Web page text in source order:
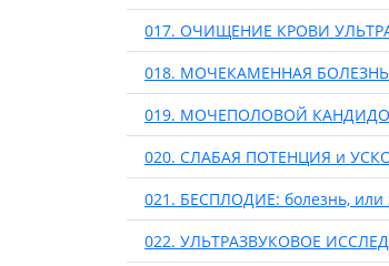
017. ОЧИЩЕНИЕ КРОВИ
018. МОЧЕКАМЕННАЯ
019. МОЧЕПОЛОВОЙ КАНДИДОЗ
020. СЛАБАЯ ПОТЕНЦИЯ и
021. БЕСПЛОДИЕ: болезнь, или
022. УЛЬТРАЗВУКОВОЕ